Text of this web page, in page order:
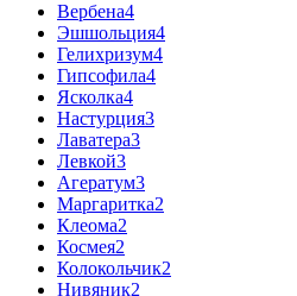
Вербена4
Эшшольция4
Гелихризум4
Гипсофила4
Ясколка4
Настурция3
Лаватера3
Левкой3
Агератум3
Маргаритка2
Клеома2
Космея2
Колокольчик2
Нивяник2